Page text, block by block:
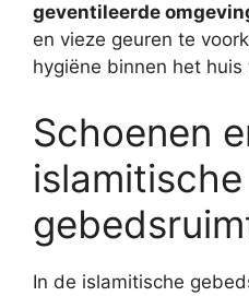
geventileerde
en vieze geuren te
hygiëne binnen het
Schoenen
islamitische
In de islamitische